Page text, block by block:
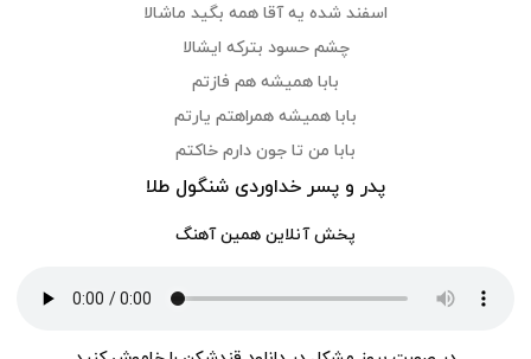
اسفند شده یه آقا همه بگید ماشالا
چشم حسود بترکه ایشالا
بابا همیشه هم فازتم
بابا همیشه همراهتم یارتم
بابا من تا جون دارم خاکتم
پدر و پسر خداوردی شنگول طلا
پخش آنلاین همین آهنگ